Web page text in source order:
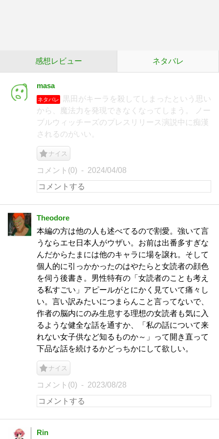
感想レビュー ネタバレ
masa
ネタバレ
黒田がキーラを殺してしまったという思い
から、魔法力を発現できなくなってしまう。 ノー
ブルウィッチーズのプレスリリース演説中に痴漢
されるのがいい。
ナイス
コメント(0) 2024/04/08
Theodore
本編の方は他の人も述べてるので割愛。強いて言
うならエセ日本人がウザい。お前は出番多すぎな
んだからたまには他のキャラに場を譲れ。そして
個人的に引っかかったのはやたらと女読者の顔色
を伺う後書き。男性特有の「女読者のことも考え
る私すごい」アピールがとにかく見ていて痛々し
い。言い訳みたいにつまらんこと言ってないで、
作者の脳内にのみ生息する理想の女読者も気に入
るような健全な話を通すか、「私の話について来
れない女子供など知るものか～」って開き直って
下品な話を続けるかどっちかにして欲しい。
ナイス
コメント(0) 2023/08/28
Rin